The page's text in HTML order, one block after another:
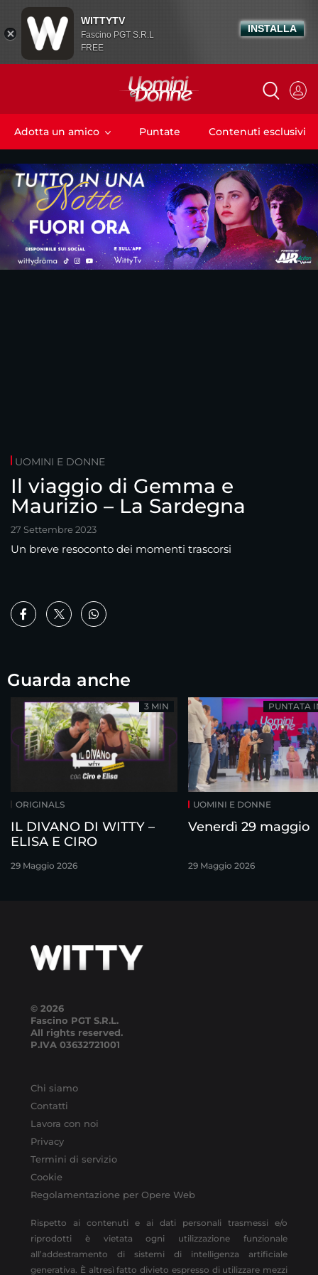
Adotta un amico Puntate Contenuti esclusivi
UOMINI E DONNE
Il viaggio di Gemma e
Maurizio – La Sardegna
27 Settembre 2023
Un breve resoconto dei momenti trascorsi
Guarda anche
ORIGINALS
IL DIVANO DI WITTY –
ELISA E CIRO
29 Maggio 2026
3 MIN
UOMINI E DONNE
Venerdì 29 maggio
29 Maggio 2026
PUNTATA
© 2026
Fascino PGT S.R.L.
All rights reserved.
P.IVA 03632721001
Chi siamo
Contatti
Lavora con noi
Privacy
Termini di servizio
Cookie
Regolamentazione per Opere Web
Rispetto ai contenuti e ai dati personali trasmessi e/o
riprodotti è vietata ogni utilizzazione funzionale
all’addestramento di sistemi di intelligenza artificiale
generativa. È altresì fatto divieto espresso di utilizzare mezzi
WITTYTV
Fascino PGT S.R.L
FREE
INSTALLA